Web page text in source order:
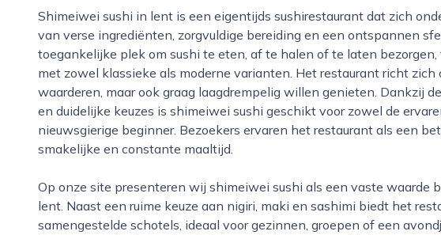
Shimeiwei sushi in lent is een eigentijds sushirestaurant dat zich onderscheidt door een combinatie
van verse ingrediënten, zorgvuldige bereiding en een ontspannen
toegankelijke plek om sushi te eten, af te halen of te laten
met zowel klassieke als moderne varianten. Het restaurant richt
waarderen, maar ook graag laagdrempelig willen genieten. Dankzij
en duidelijke keuzes is shimeiwei sushi geschikt voor zowel de
nieuwsgierige beginner. Bezoekers ervaren het restaurant als een
smakelijke en constante maaltijd.
Op onze site presenteren wij shimeiwei sushi als een vaste waarde binnen het culinaire aanbod van
lent. Naast een ruime keuze aan nigiri, maki en sashimi biedt het
samengestelde schotels, ideaal voor gezinnen, groepen of een